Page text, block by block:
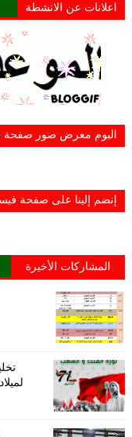
اعلانات عن الانشطة
البوم معرض صور صفحة
إنضم إلينا على صفحة
المشاركات الأخيرة